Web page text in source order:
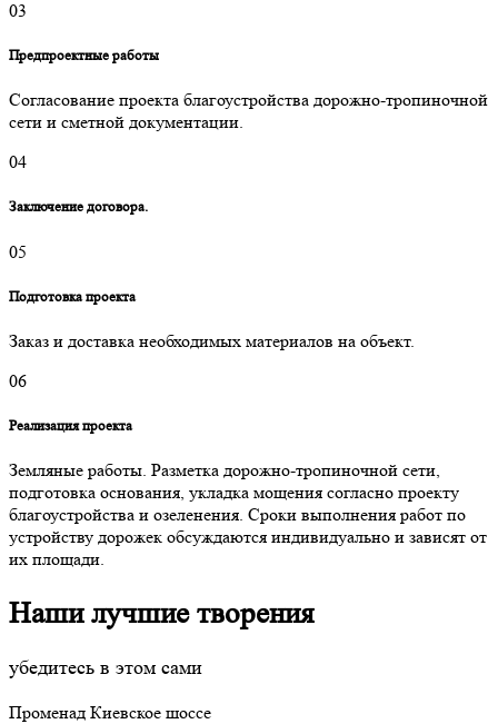
03
Предпроектные работы
Согласование проекта благоустройства дорожно-тропиночной
сети и сметной документации.
04
Заключение договора.
05
Подготовка проекта
Заказ и доставка необходимых материалов на объект.
06
Реализация проекта
Земляные работы. Разметка дорожно-тропиночной сети,
подготовка основания, укладка мощения согласно проекту
благоустройства и озеленения. Сроки выполнения работ по
устройству дорожек обсуждаются индивидуально и зависят от
их площади.
Наши лучшие творения
убедитесь в этом сами
Променад Киевское шоссе